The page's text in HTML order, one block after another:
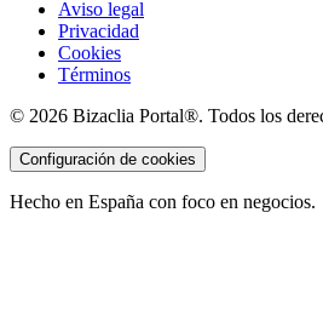
Aviso legal
Privacidad
Cookies
Términos
© 2026 Bizaclia Portal®. Todos los
Configuración de cookies
Hecho en España con foco en negocios.